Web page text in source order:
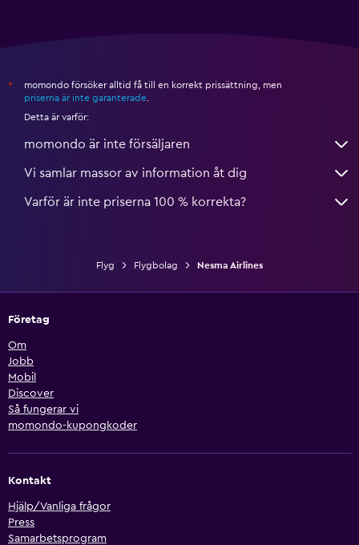
*
momondo försöker alltid få till en korrekt prissättning, men
priserna är inte garanterade
Detta är varför:
momondo är inte försäljaren
Vi samlar massor av information åt dig
Varför är inte priserna 100 % korrekta?
Flyg Flygbolag Nesma Airlines
Företag
Om
Jobb
Mobil
Discover
Så fungerar vi
momondo-kupongkoder
Kontakt
Hjälp/Vanliga frågor
Press
Samarbetsprogram